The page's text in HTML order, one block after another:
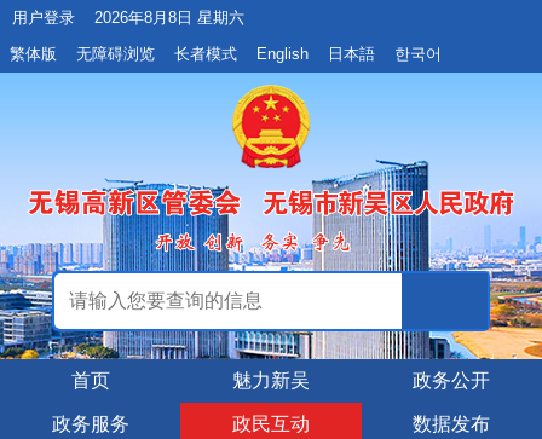
用户登录
2026年8月8日 星期六
繁体版
无障碍浏览 长者模式 English 日本語 한국어
首页 魅力新吴 政务公开
政务服务 政民互动 数据发布